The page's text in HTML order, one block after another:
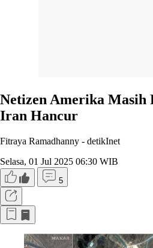
Netizen Amerika Masih
Iran Hancur
Fitraya Ramadhanny - detikInet
Selasa, 01 Jul 2025 06:30 WIB
5